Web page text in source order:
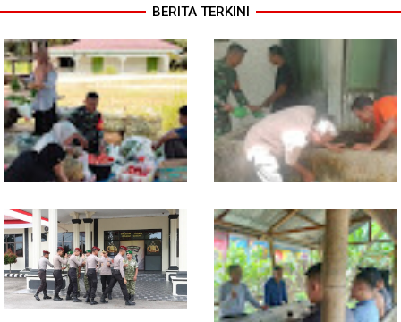
BERITA TERKINI
Babinsa Turun ke Pasar, Harga
dan Ketersediaan Sembako
Dipantau
Semangat Gotong Royong,
Babinsa dan Warga Bersihkan
Penampungan Air Masjid